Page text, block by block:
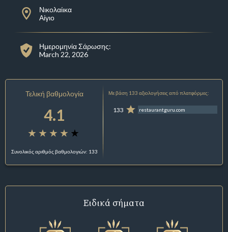
Νικολαίικα
Αίγιο
Ημερομηνία Σάρωσης:
March 22, 2026
Τελική βαθμολογία
4.1
Συνολικός αριθμός βαθμολογιών: 133
Με βάση 133 αξιολογήσεις από πλατφόρμες:
133 restaurantguru.com
Ειδικά σήματα